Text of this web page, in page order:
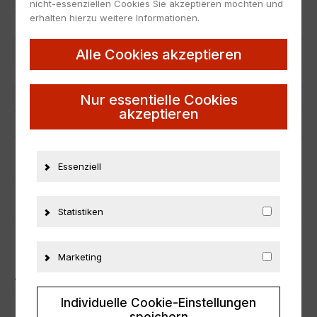
Maßstab 1:43
Neu
Metall
ZUSÄTZLICHE INFORMATIONEN
ÄHNLICHE PRODUKTE
nicht-essenziellen Cookies Sie akzeptieren möchten und
erhalten hierzu weitere Informationen.
Alle Cookies akzeptieren
Nur essentielle Cookies
akzeptieren
Essenziell
Statistiken
Marketing
Individuelle Cookie-Einstellungen